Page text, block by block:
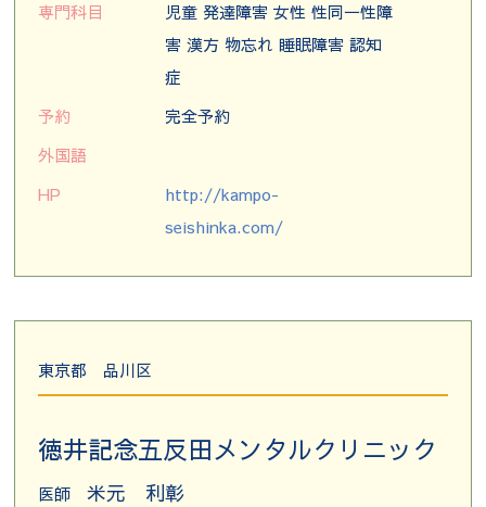
専門科目
児童 発達障害 女性 性同一性障
害 漢方 物忘れ 睡眠障害 認知
症
予約
完全予約
外国語
HP
http://kampo-
seishinka.com/
東京都 品川区
徳井記念五反田メンタルクリニック
医師米元 利彰